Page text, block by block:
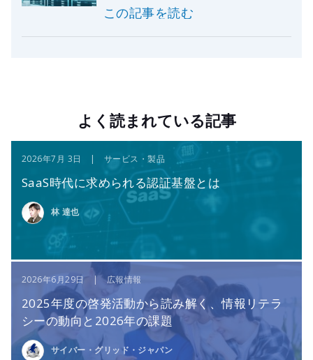
この記事を読む
よく読まれている記事
2026年7月 3日 | サービス・製品
SaaS時代に求められる認証基盤とは
林 達也
2026年6月29日 | 広報情報
2025年度の啓発活動から読み解く、情報リテラ
シーの動向と2026年の課題
サイバー・グリッド・ジャパン